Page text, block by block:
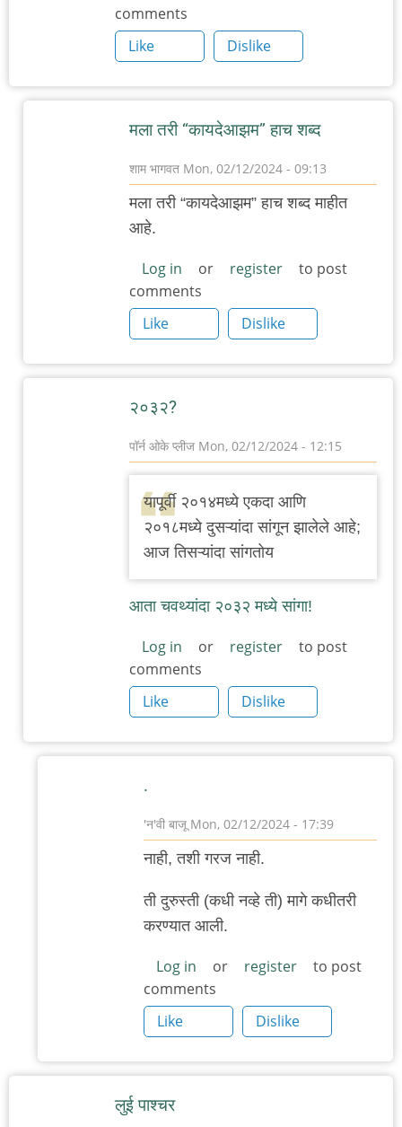
comments
Like
Dislike
मला तरी “कायदेआझम” हाच शब्द
शाम भागवत Mon, 02/12/2024 - 09:13
In
reply
इजा
झाला,
बिजा
झाला,
तिजा…
'न'वी
बाजू
मला तरी “कायदेआझम” हाच शब्द माहीत
आहे.
Log in or register
to post
comments
Like
Dislike
२०३२?
पॉर्न ओके प्लीज Mon, 02/12/2024 - 12:15
In
reply
to
इजा
तिजा…
by
'न'वी
बाजू
यापूर्वी २०१४मध्ये एकदा आणि
२०१८मध्ये दुसऱ्यांदा सांगून झालेले आहे;
आज तिसऱ्यांदा सांगतोय
आता चवथ्यांदा २०३२ मध्ये सांगा!
Log in or register
to post
comments
Like
Dislike
.
'न'वी बाजूMon, 02/12/2024 - 17:39
to
२०३२?
पॉर्न
ओके
प्लीज
नाही, तशी गरज नाही.
ती दुरुस्ती (कधी नव्हे ती) मागे कधीतरी
करण्यात आली.
Log in or register
to post
comments
Like
Dislike
लुई पाश्चर